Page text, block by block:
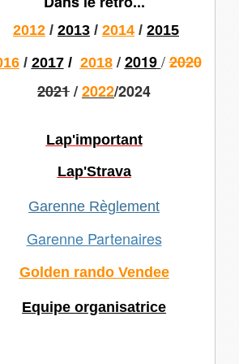
2012 / 2013 / 2014 / 2015
/ 2017/ 2018 / 2019 /2020
2021/2022/2024
Lap'important
Lap'Strava
Garenne Règlement
Garenne Partenaires
Golden rando Vendee
Equipe organisatrice